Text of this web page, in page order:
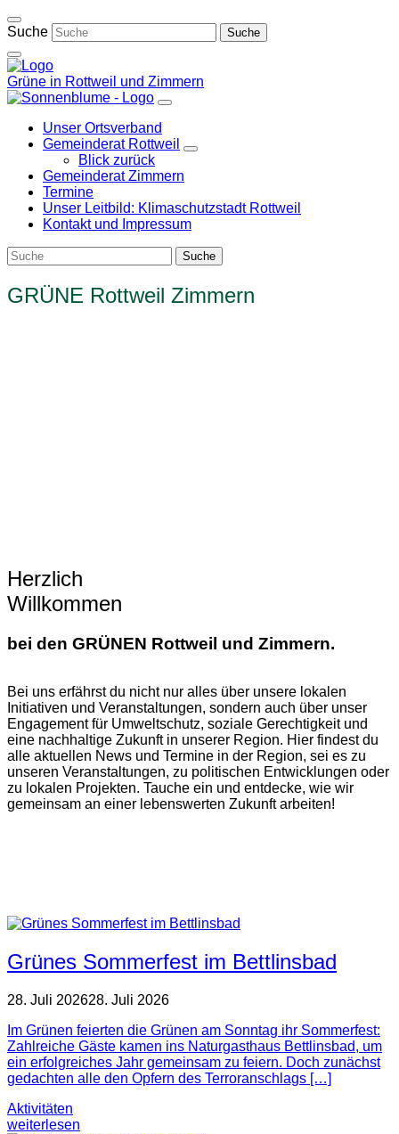
Weiter
zum
Suche
Grüne in Rottweil und Zimmern
Unser Ortsverband
Gemeinderat Rottweil
Zeige
Blick zurück
Gemeinderat Zimmern
Termine
Unser Leitbild: Klimaschutzstadt Rottweil
Kontakt und Impressum
GRÜNE Rottweil Zimmern
Herzlich
Willkommen
bei den GRÜNEN Rottweil und Zimmern.
Bei uns erfährst du nicht nur alles über unsere lokalen
Initiativen und Veranstaltungen, sondern auch über unser
Engagement für Umweltschutz, soziale Gerechtigkeit und
eine nachhaltige Zukunft in unserer Region. Hier findest du
alle aktuellen News und Termine in der Region, sei es zu
unseren Veranstaltungen, zu politischen Entwicklungen oder
zu lokalen Projekten. Tauche ein und entdecke, wie wir
gemeinsam an einer lebenswerten Zukunft arbeiten!
Grünes Sommerfest im Bettlinsbad
28. Juli 202628. Juli 2026
Im Grünen feierten die Grünen am Sonntag ihr Sommerfest:
Zahlreiche Gäste kamen ins Naturgasthaus Bettlinsbad, um
ein erfolgreiches Jahr gemeinsam zu feiern. Doch zunächst
gedachten alle den Opfern des Terroranschlags […]
Aktivitäten
weiterlesen